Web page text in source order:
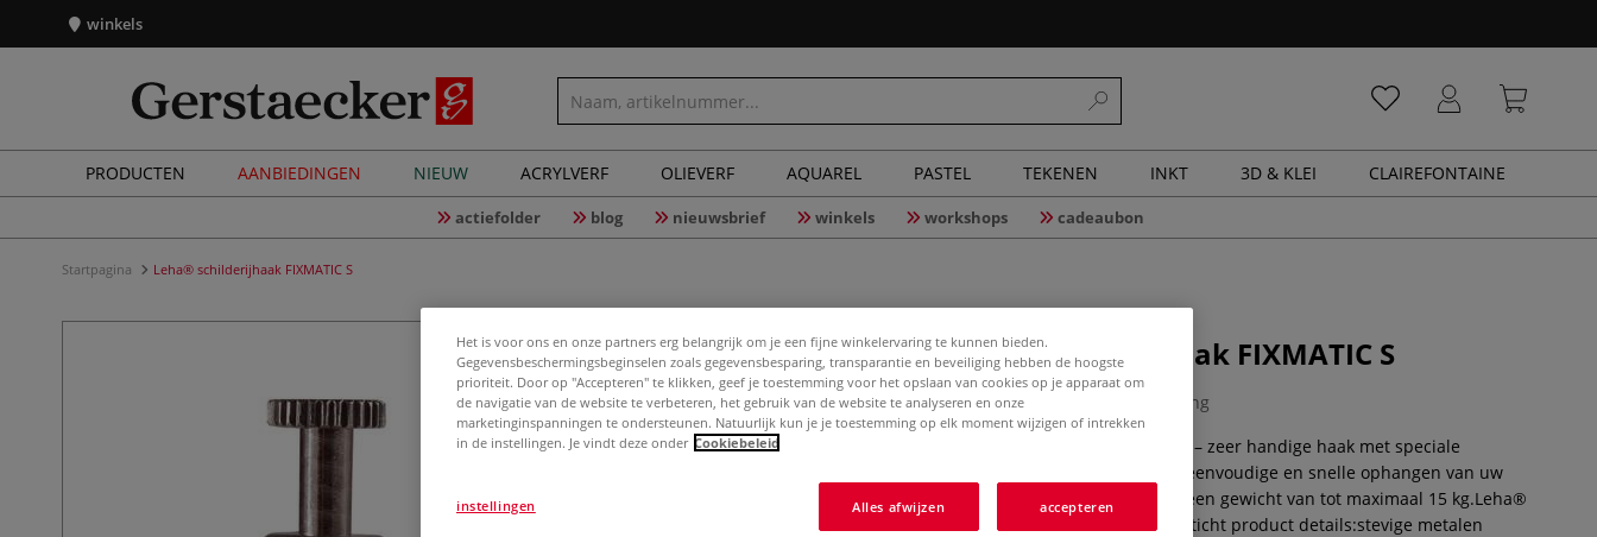
winkels
PRODUCTEN AANBIEDINGEN NIEUW ACRYLVERF OLIEVERF AQUAREL PASTEL TEKENEN INKT 3D & KLEI CLAIREFONTAINE
actiefolder blog nieuwsbrief winkels workshops cadeaubon
Startpagina Leha® schilderijhaak FIXMATIC S
Leha® schilderijhaak FIXMATIC S
0 Beoordeling
Leha® schilderijhaak FIXMATIC S – zeer handige haak met speciale
draaiveer mechanisme voor het eenvoudige en snelle ophangen van uw
schilderij. Voor schilderijen met een gewicht van tot maximaal 15 kg.Leha®
schilderijhaak FIXMATIC S - overzticht product details:stevige metalen
Het is voor ons en onze partners erg belangrijk om je een fijne winkelervaring te kunnen bieden.
Gegevensbeschermingsbeginselen zoals gegevensbesparing, transparantie en beveiliging hebben de hoogste
prioriteit. Door op "Accepteren" te klikken, geef je toestemming voor het opslaan van cookies op je apparaat om
de navigatie van de website te verbeteren, het gebruik van de website te analyseren en onze
marketinginspanningen te ondersteunen. Natuurlijk kun je je toestemming op elk moment wijzigen of intrekken
in de instellingen. Je vindt deze onder Cookiebeleid
Alles afwijzen accepteren
instellingen